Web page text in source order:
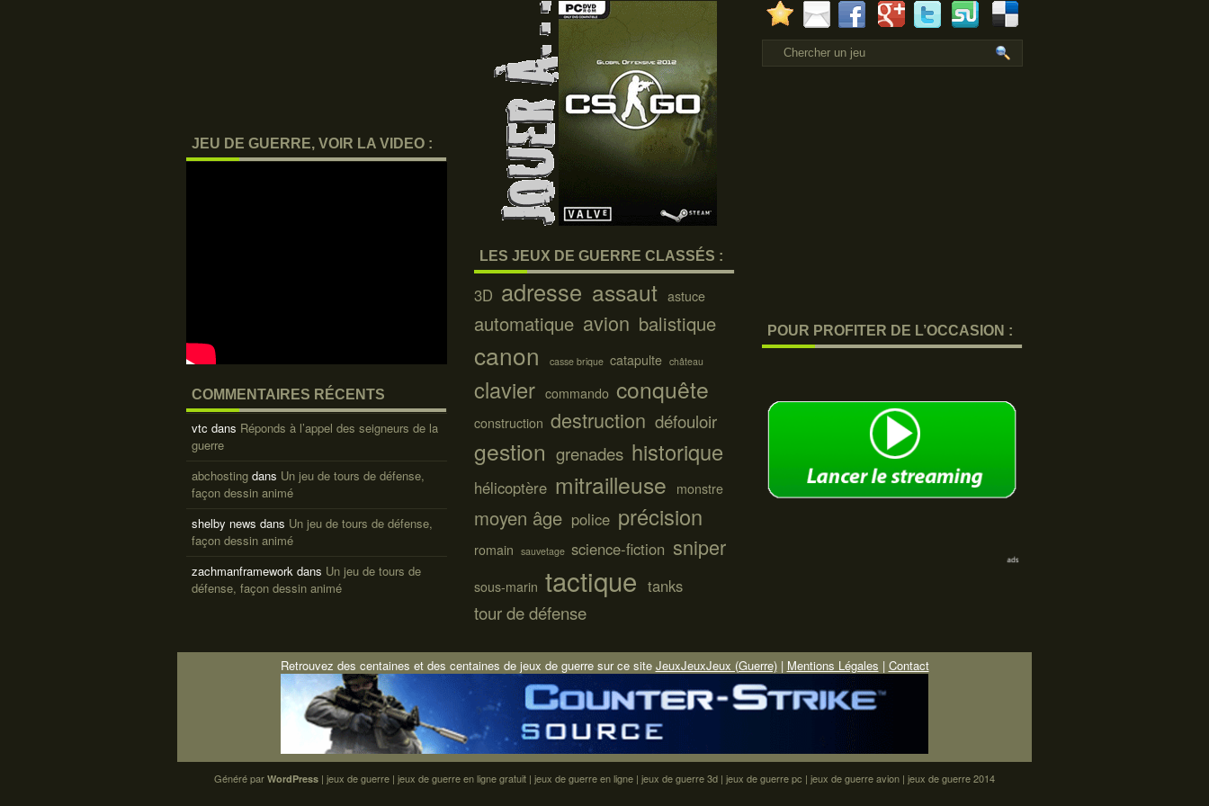
JEU DE GUERRE, VOIR LA VIDEO :
COMMENTAIRES RÉCENTS
vtc dans Réponds à l’appel des seigneurs de la
guerre
abchosting dans Un jeu de tours de défense,
façon dessin animé
shelby news dans Un jeu de tours de défense,
façon dessin animé
zachmanframework dans Un jeu de tours de
défense, façon dessin animé
LES JEUX DE GUERRE CLASSÉS :
3D adresse assaut astuce
automatique avion balistique
canon casse brique catapulte château
clavier commando conquête
construction destruction défouloir
gestion grenades historique
hélicoptère mitrailleuse monstre
moyen âge police précision
romain sauvetage science-fiction sniper
sous-marin tactique tanks
tour de défense
POUR PROFITER DE L’OCCASION :
Retrouvez des centaines et des centaines de jeux de guerre sur ce site JeuxJeuxJeux (Guerre)| Mentions Légales | Contact
Généré par WordPress | jeux de guerre | jeux de guerre en ligne gratuit | jeux de guerre en ligne | jeux de guerre 3d | jeux de guerre pc | jeux de guerre avion | jeux de guerre 2014